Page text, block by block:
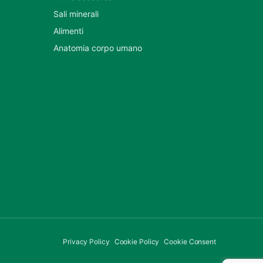
Sali minerali
Alimenti
Anatomia corpo umano
Privacy Policy Cookie Policy Cookie Consent